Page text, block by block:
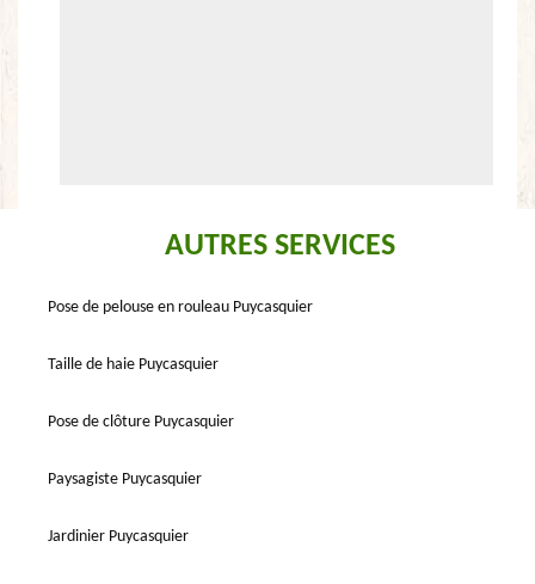
AUTRES SERVICES
Pose de pelouse en rouleau Puycasquier
Taille de haie Puycasquier
Pose de clôture Puycasquier
Paysagiste Puycasquier
Jardinier Puycasquier